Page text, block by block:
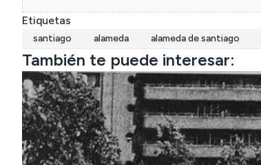
Etiquetas
santiago alameda alameda de santiago
También te puede interesar: